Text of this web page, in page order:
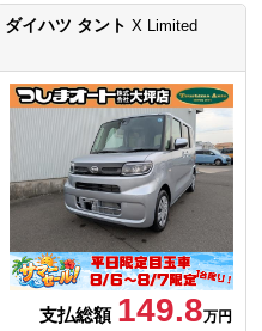
ダイハツ タントX Limited
支払総額 149.8万円